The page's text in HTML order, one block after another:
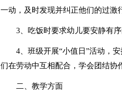
一动，及时发现并纠正他们的过激
3、吃饭时要求幼儿要安静有
4、班级开展“小值日”活动，
们在劳动中互相配合，学会团结协
二、教学方面